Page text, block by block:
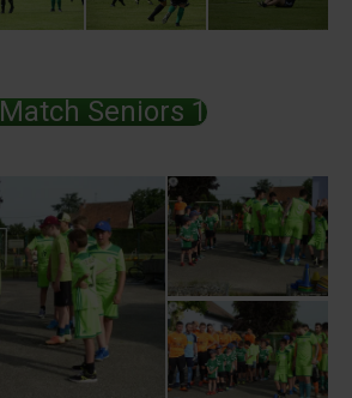
Match Seniors 1